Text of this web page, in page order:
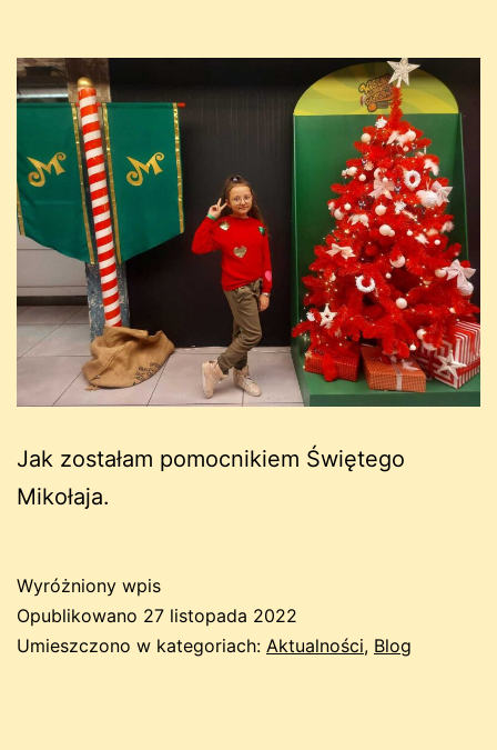
Jak zostałam pomocnikiem Świętego
Mikołaja.
Wyróżniony wpis
Opublikowano 27 listopada 2022
Umieszczono w kategoriach: Aktualności, Blog